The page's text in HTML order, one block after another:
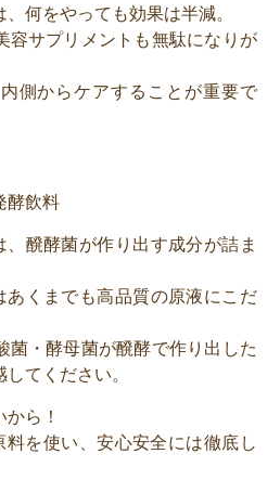
何をやっても効果は半減。
容サプリメントも無駄になりが
側からケアすることが重要で
酵飲料
醗酵菌が作り出す成分が詰ま
あくまでも高品質の原液にこだ
菌・酵母菌が醗酵で作り出した
てください。
ら！
を使い、安心安全には徹底し